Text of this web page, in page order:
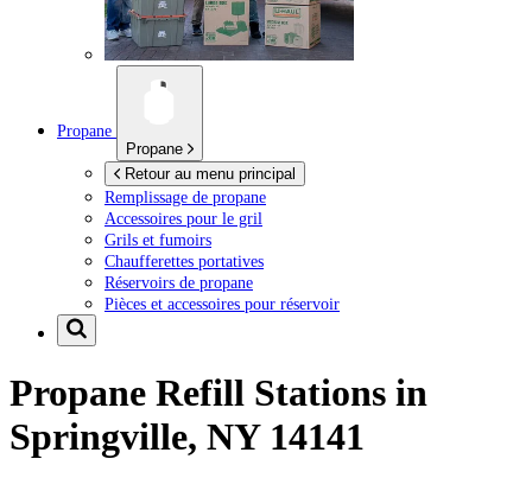
Propane
Propane
Retour au menu principal
Remplissage de propane
Accessoires pour le gril
Grils et fumoirs
Chaufferettes portatives
Réservoirs de propane
Pièces et accessoires pour réservoir
Propane Refill Stations in
Springville, NY 14141